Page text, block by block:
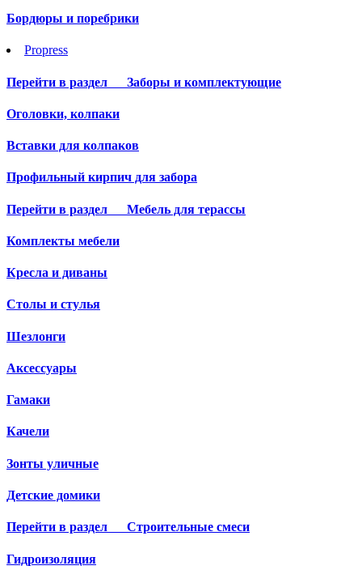
Бордюры и поребрики
Propress
Перейти в раздел Заборы и комплектующие
Оголовки, колпаки
Вставки для колпаков
Профильный кирпич для забора
Перейти в раздел Мебель для терассы
Комплекты мебели
Кресла и диваны
Столы и стулья
Шезлонги
Аксессуары
Гамаки
Качели
Зонты уличные
Детские домики
Перейти в раздел Строительные смеси
Гидроизоляция